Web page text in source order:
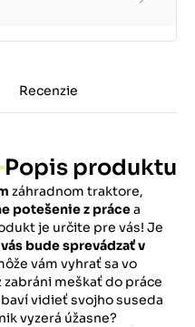
Recenzie
Popis produktu
záhradnom traktore,
potešenie z prácea
je určite pre vás! Je
vás bude sprevádzať v
vám vyhrať sa vo
zabráni meškať do práce
vidieť svojho suseda
vyzerá úžasne?